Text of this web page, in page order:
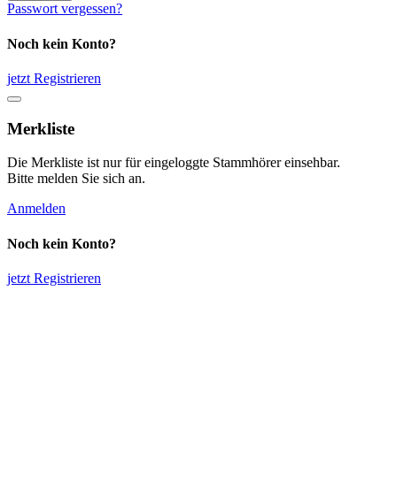
Passwort vergessen?
Noch kein Konto?
jetzt Registrieren
Merkliste
Die Merkliste ist nur für eingeloggte Stammhörer einsehbar.
Bitte melden Sie sich an.
Anmelden
Noch kein Konto?
jetzt Registrieren